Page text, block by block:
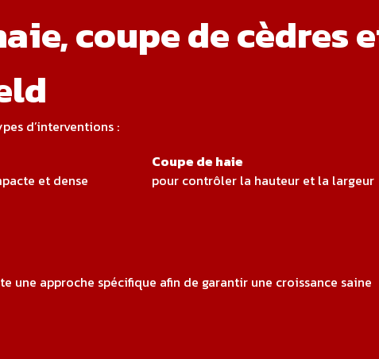
coupe de
d’interventions :
et dense
Coupe de haie
pour contrôler la hauteur et la largeur
une approche spécifique afin de garantir une croissance saine